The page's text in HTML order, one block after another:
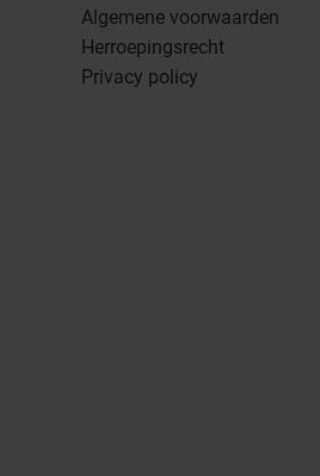
Algemene voorwaarden
Herroepingsrecht
Privacy policy